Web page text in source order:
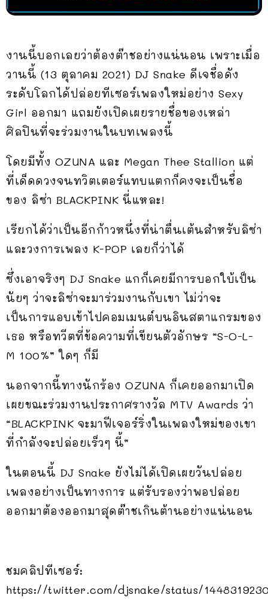
งานนี้บอกเลยว่าต้องต๊าชอย่างแน่นอน เพราะเมื่อ
วานนี้ (13 ตุลาคม 2021) DJ Snake ดีเจชื่อดัง
ระดับโลกได้ปล่อยทีเซอร์เพลงใหม่อย่าง Sexy
Girl ออกมา แถมยังเปิดเผยรายชื่อของเหล่า
ศิลปินที่จะร่วมงานในบทเพลงนี้
โดยมีทั้ง OZUNA และ Megan Thee Stallion แต่
ที่เด็ดดวงจนทวิตเตอร์แทบแตกก็คงจะเป็นชื่อ
ของ ลิซ่า BLACKPINK นี่แหละ!
เรียกได้ว่าเป็นอีกก้าวหนึ่งที่น่าตื่นเต้นสำหรับลิซ่า
และวงการเพลง K-POP เลยก็ว่าได้
ซึ่งเอาจริงๆ DJ Snake แกก็เคยมีการบอกใบ้เป็น
นัยๆ ว่าจะลิซ่าจะมาร่วมงานกับเขา ไม่ว่าจะ
เป็นการแอบเข้าไปคอมเมนต์บนอินสตาแกรมของ
เธอ หรือทวีตที่ข้อความที่เขียนตัวอักษร “S-O-L-
M 100%” ใดๆ ก็มี
นอกจากนี้ทางนักร้อง OZUNA ก็เคยออกมาเปิด
เผยขณะร่วมงานประกาศรางวัล MTV Awards ว่า
“BLACKPINK จะมาฟีเจอร์ริ่งในเพลงใหม่ของเขา
ที่กำลังจะปล่อยเร็วๆ นี้”
ในตอนนี้ DJ Snake ยังไม่ได้เปิดเผยวันปล่อย
เพลงอย่างเป็นทางการ แต่รับรองว่าพอปล่อย
ออกมาต้องออกมาสุดต๊าชเกินต้านอย่างแน่นอน
ชมคลิปทีเซอร์:
https://twitter.com/djsnake/status/